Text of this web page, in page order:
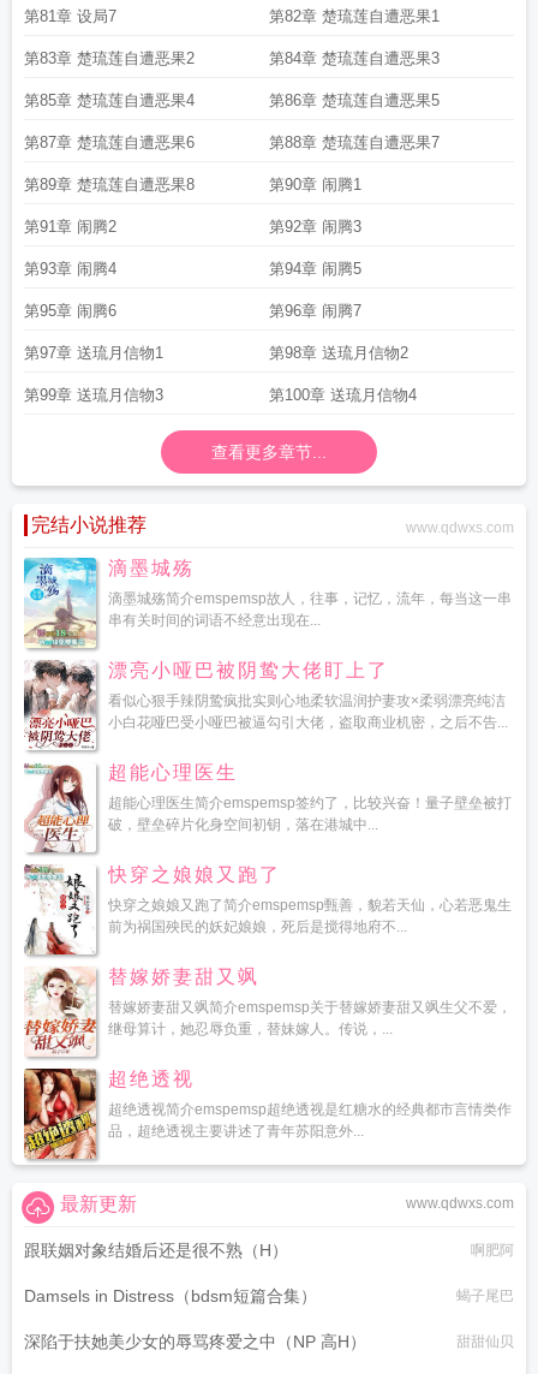
第81章 设局7 第82章 楚琉莲自遭恶果1
第83章 楚琉莲自遭恶果2 第84章 楚琉莲自遭恶果3
第85章 楚琉莲自遭恶果4 第86章 楚琉莲自遭恶果5
第87章 楚琉莲自遭恶果6 第88章 楚琉莲自遭恶果7
第89章 楚琉莲自遭恶果8 第90章 闹腾1
第91章 闹腾2 第92章 闹腾3
第93章 闹腾4 第94章 闹腾5
第95章 闹腾6 第96章 闹腾7
第97章 送琉月信物1 第98章 送琉月信物2
第99章 送琉月信物3 第100章 送琉月信物4
查看更多章节...
完结小说推荐 www.qdwxs.com
滴墨城殇
滴墨城殇简介emspemsp故人，往事，记忆，流年，每当这一串
串有关时间的词语不经意出现在...
漂亮小哑巴被阴鸷大佬盯上了
看似心狠手辣阴鸷疯批实则心地柔软温润护妻攻×柔弱漂亮纯洁
小白花哑巴受小哑巴被逼勾引大佬，盗取商业机密，之后不告...
超能心理医生
超能心理医生简介emspemsp签约了，比较兴奋！量子壁垒被打
破，壁垒碎片化身空间初钥，落在港城中...
快穿之娘娘又跑了
快穿之娘娘又跑了简介emspemsp甄善，貌若天仙，心若恶鬼生
前为祸国殃民的妖妃娘娘，死后是搅得地府不...
替嫁娇妻甜又飒
替嫁娇妻甜又飒简介emspemsp关于替嫁娇妻甜又飒生父不爱，
继母算计，她忍辱负重，替妹嫁人。传说，...
超绝透视
超绝透视简介emspemsp超绝透视是红糖水的经典都市言情类作
品，超绝透视主要讲述了青年苏阳意外...
www.qdwxs.com
最新更新
跟联姻对象结婚后还是很不熟（H） 啊肥阿
Damsels in Distress（bdsm短篇合集） 蝎子尾巴
深陷于扶她美少女的辱骂疼爱之中（NP 高H） 甜甜仙贝